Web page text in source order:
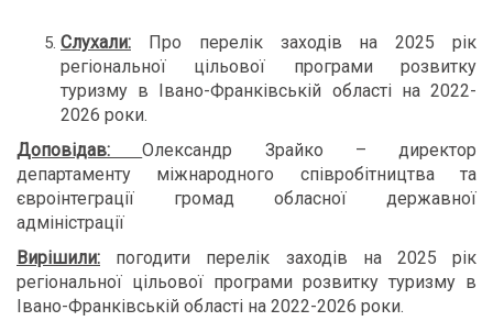
Слухали: Про перелік заходів на 2025 рік
регіональної цільової програми розвитку
туризму в Івано-Франківській області на 2022-
2026 роки.
Доповідав:
Олександр Зрайко – директор
департаменту міжнародного співробітництва та
євроінтеграції громад обласної державної
адміністрації
Вирішили: погодити перелік заходів на 2025 рік
регіональної цільової програми розвитку туризму в
Івано-Франківській області на 2022-2026 роки.